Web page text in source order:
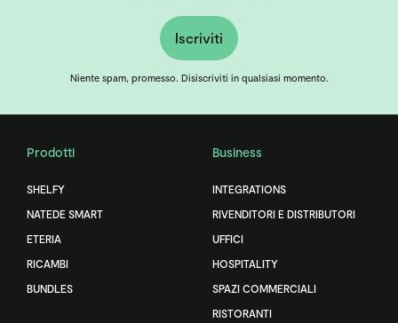
Iscriviti
Niente spam, promesso. Disiscriviti in qualsiasi momento.
Prodotti
SHELFY
NATEDE SMART
ETERIA
RICAMBI
BUNDLES
Business
INTEGRATIONS
RIVENDITORI E DISTRIBUTORI
UFFICI
HOSPITALITY
SPAZI COMMERCIALI
RISTORANTI